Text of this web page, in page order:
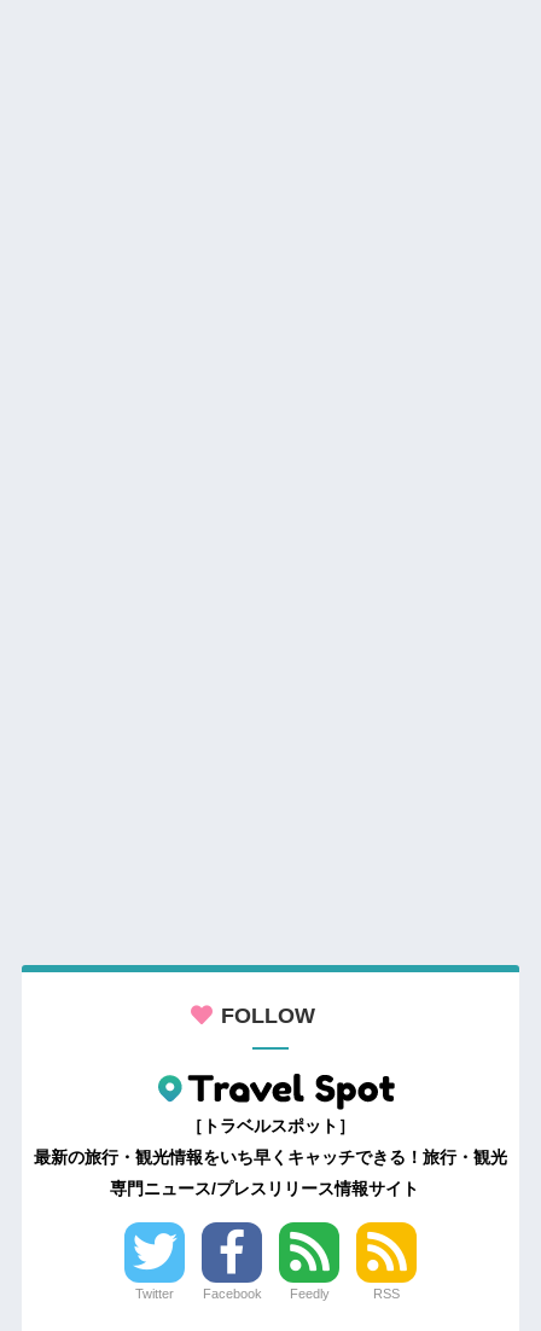
FOLLOW
［トラベルスポット］
最新の旅行・観光情報をいち早くキャッチできる！旅行・観光
専門ニュース/プレスリリース情報サイト
Twitter Facebook Feedly RSS